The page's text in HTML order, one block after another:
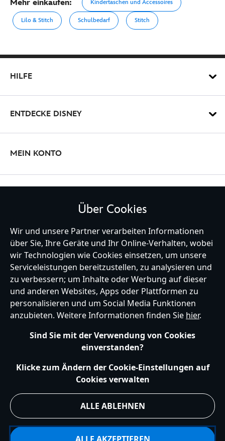
Mehr einkaufen: Kindertaschen und Accessoires
Lilo & Stitch Schulbedarf Stitch
HILFE
ENTDECKE DISNEY
MEIN KONTO
Germany
Hilfe Nutzungsbedingungen Datenschutzerklärung
Site Map
Richtlinien für Cookies
EU Datenschutzhinweis
Impressum
Allgemeine Verkaufsbedingungen
Über Cookies
Wir und unsere Partner verarbeiten Informationen
über Sie, Ihre Geräte und Ihr Online-Verhalten, wobei
wir Technologien wie Cookies einsetzen, um unsere
Serviceleistungen bereitzustellen, zu analysieren und
zu verbessern; um Inhalte oder Werbung auf dieser
und anderen Websites, Apps oder Plattformen zu
personalisieren und um Social Media Funktionen
anzubieten. Weitere Informationen finden Sie hier.
Sind Sie mit der Verwendung von Cookies
einverstanden?
Klicke zum Ändern der Cookie-Einstellungen auf
Cookies verwalten
ALLE ABLEHNEN